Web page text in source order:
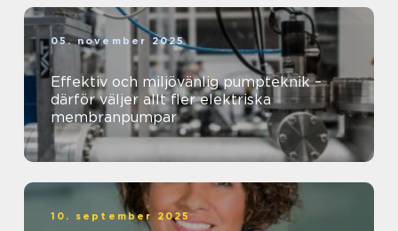
05. november 2025
Effektiv och miljövänlig pumpteknik –
därför väljer allt fler elektriska
membranpumpar
10. september 2025